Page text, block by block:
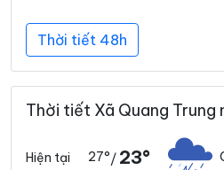
Thời tiết 48h
Thời tiết Xã Quang Trung
Hiện tại 27°/ 23°